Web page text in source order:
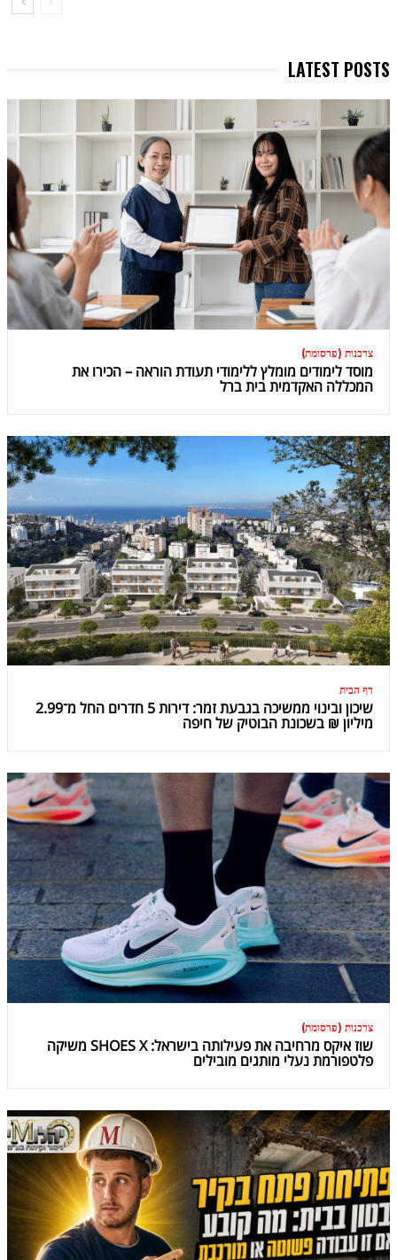
LATEST POSTS
צרכנות (פרסומת)
מוסד לימודים מומלץ ללימודי תעודת הוראה – הכירו את
המכללה האקדמית בית ברל
דף הבית
שיכון ובינוי ממשיכה בגבעת זמר: דירות 5 חדרים החל מ־2.99
מיליון ₪ בשכונת הבוטיק של חיפה
צרכנות (פרסומת)
שוז איקס מרחיבה את פעילותה בישראל: SHOES X משיקה
פלטפורמת נעלי מותגים מובילים